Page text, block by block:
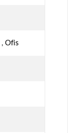
, Ofis